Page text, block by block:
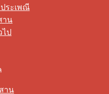
ระเพณี
าน
ไป
าน